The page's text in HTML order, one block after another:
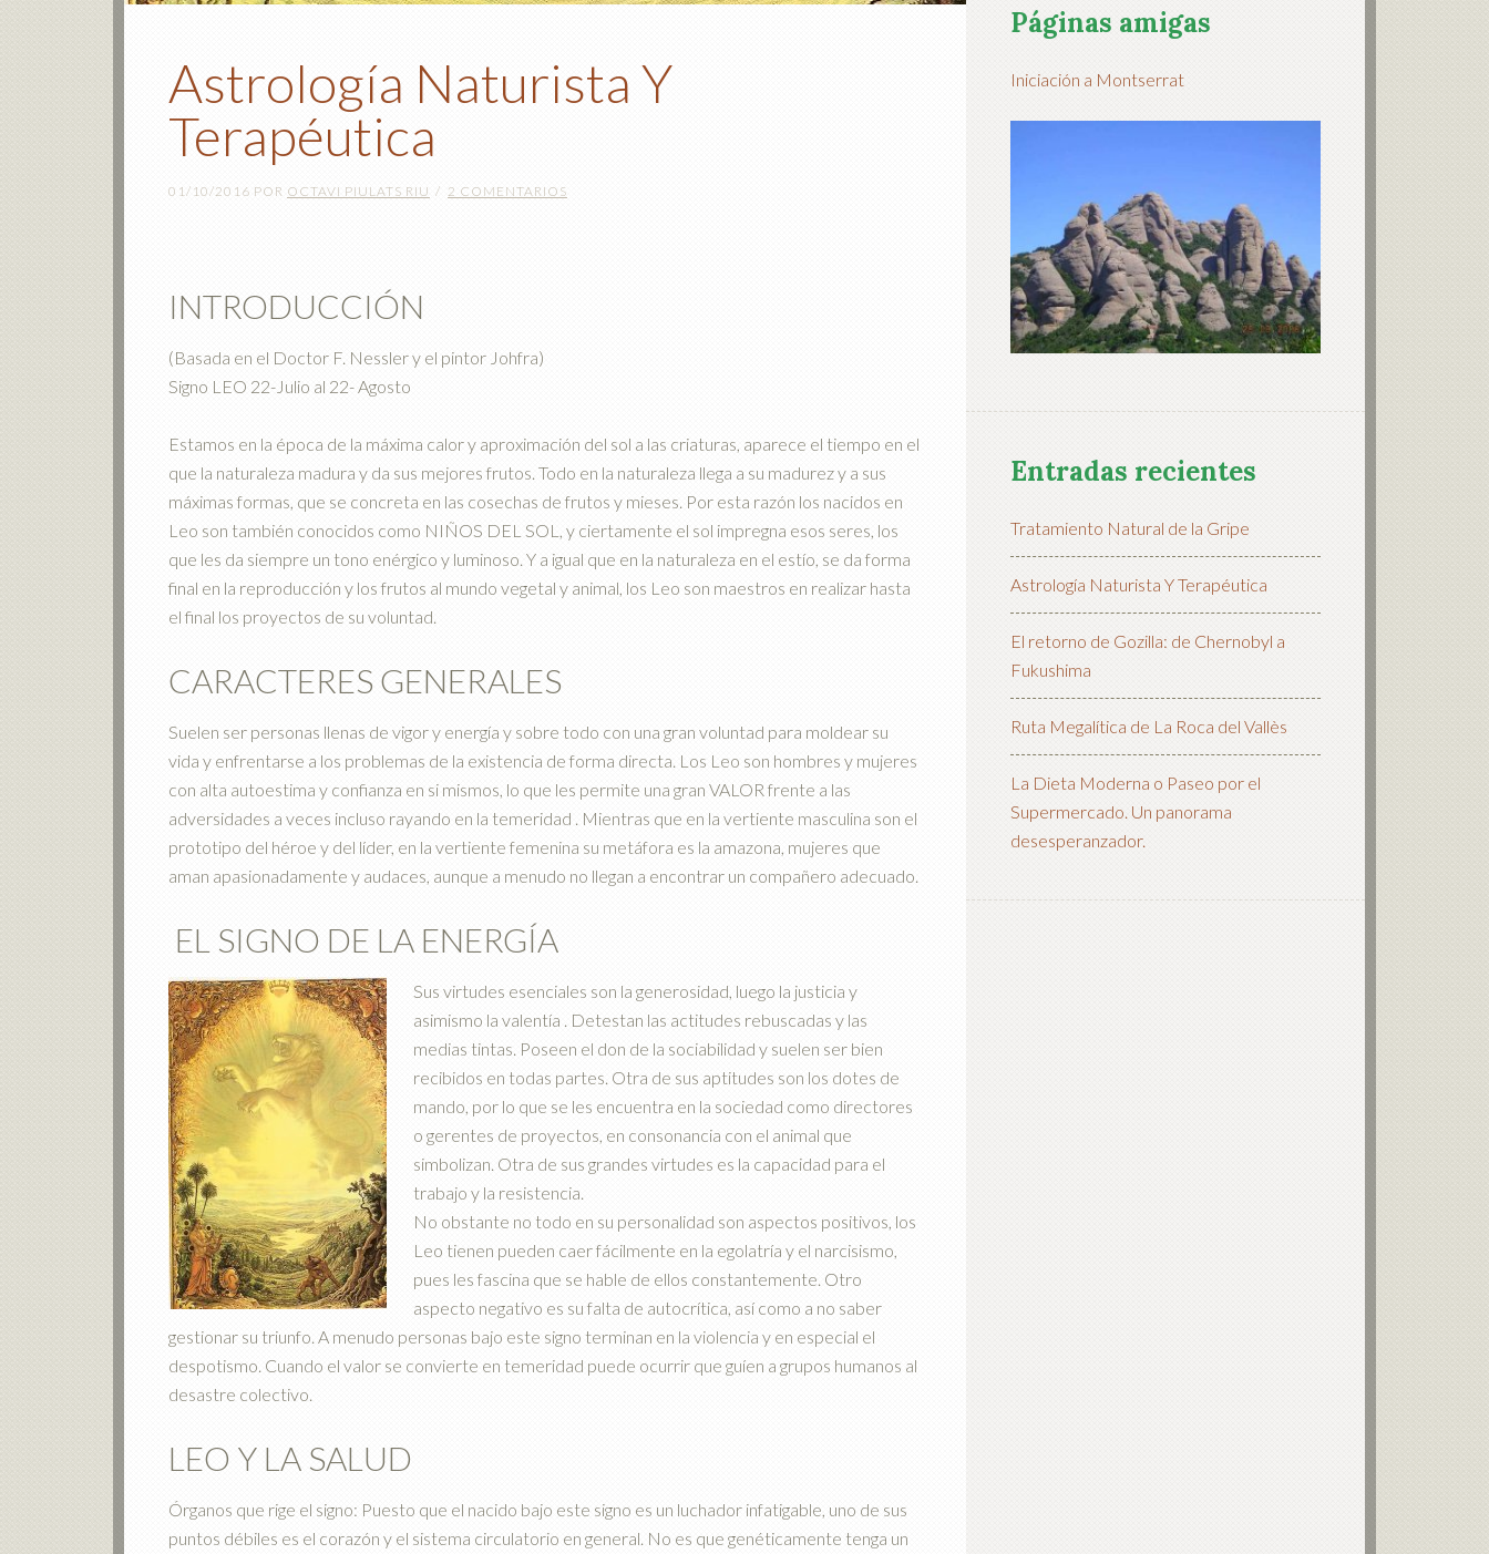
Astrología Naturista Y
Terapéutica
01/10/2016 POR OCTAVI PIULATS RIU 2 COMENTARIOS
INTRODUCCIÓN
(Basada en el Doctor F. Nessler y el pintor Johfra)
Signo LEO 22-Julio al 22- Agosto
Estamos en la época de la máxima calor y aproximación del sol a las criaturas, aparece el tiempo en el
que la naturaleza madura y da sus mejores frutos. Todo en la naturaleza llega a su madurez y a sus
máximas formas, que se concreta en las cosechas de frutos y mieses. Por esta razón los nacidos en
Leo son también conocidos como NIÑOS DEL SOL, y ciertamente el sol impregna esos seres, los
que les da siempre un tono enérgico y luminoso. Y a igual que en la naturaleza en el estío, se da forma
final en la reproducción y los frutos al mundo vegetal y animal, los Leo son maestros en realizar hasta
el final los proyectos de su voluntad.
CARACTERES GENERALES
Suelen ser personas llenas de vigor y energía y sobre todo con una gran voluntad para moldear su
vida y enfrentarse a los problemas de la existencia de forma directa. Los Leo son hombres y mujeres
con alta autoestima y confianza en si mismos, lo que les permite una gran VALOR frente a las
adversidades a veces incluso rayando en la temeridad . Mientras que en la vertiente masculina son el
prototipo del héroe y del líder, en la vertiente femenina su metáfora es la amazona, mujeres que
aman apasionadamente y audaces, aunque a menudo no llegan a encontrar un compañero adecuado.
EL SIGNO DE LA ENERGÍA
Sus virtudes esenciales son la generosidad, luego la justicia y
asimismo la valentía . Detestan las actitudes rebuscadas y las
medias tintas. Poseen el don de la sociabilidad y suelen ser bien
recibidos en todas partes. Otra de sus aptitudes son los dotes de
mando, por lo que se les encuentra en la sociedad como directores
o gerentes de proyectos, en consonancia con el animal que
simbolizan. Otra de sus grandes virtudes es la capacidad para el
trabajo y la resistencia.
No obstante no todo en su personalidad son aspectos positivos, los
Leo tienen pueden caer fácilmente en la egolatría y el narcisismo,
pues les fascina que se hable de ellos constantemente. Otro
aspecto negativo es su falta de autocrítica, así como a no saber
gestionar su triunfo. A menudo personas bajo este signo terminan en la violencia y en especial el
despotismo. Cuando el valor se convierte en temeridad puede ocurrir que guíen a grupos humanos al
desastre colectivo.
LEO Y LA SALUD
Órganos que rige el signo: Puesto que el nacido bajo este signo es un luchador infatigable, uno de sus
puntos débiles es el corazón y el sistema circulatorio en general. No es que genéticamente tenga un
Páginas amigas
Iniciación a Montserrat
Entradas recientes
Tratamiento Natural de la Gripe
Astrología Naturista Y Terapéutica
El retorno de Gozilla: de Chernobyl a
Fukushima
Ruta Megalítica de La Roca del Vallès
La Dieta Moderna o Paseo por el
Supermercado. Un panorama
desesperanzador.